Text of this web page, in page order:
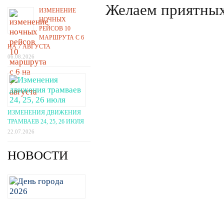
Желаем
ИЗМЕНЕНИЕ
НОЧНЫХ
РЕЙСОВ 10
МАРШРУТА С 6
НА 7 АВГУСТА
06.08.2026
ИЗМЕНЕНИЯ ДВИЖЕНИЯ
ТРАМВАЕВ 24, 25, 26 ИЮЛЯ
22.07.2026
НОВОСТИ